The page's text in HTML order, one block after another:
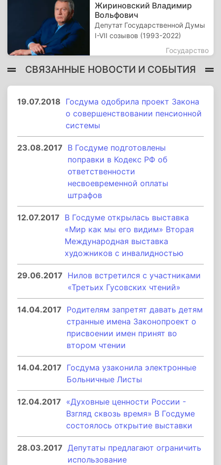
Жириновский Владимир
Вольфович
Депутат Государственной Думы
I-VII созывов (1993-2022)
Государство
СВЯЗАННЫЕ НОВОСТИ И СОБЫТИЯ
19.07.2018 Госдума одобрила проект Закона
о совершенствовании пенсионной
системы
23.08.2017 В Госдуме подготовлены
поправки в Кодекс РФ об
ответственности
несвоевременной оплаты
штрафов
12.07.2017 В Госдуме открылась выставка
«Мир как мы его видим» Вторая
Международная выставка
художников с инвалидностью
29.06.2017 Нилов встретился с участниками
«Третьих Гусовских чтений»
14.04.2017 Родителям запретят давать детям
странные имена Законопроект о
присвоении имен принят во
втором чтении
14.04.2017 Госдума узаконила электронные
Больничные Листы
12.04.2017 «Духовные ценности России -
Взгляд сквозь время» В Госдуме
состоялось открытие выставки
28.03.2017 Депутаты предлагают ограничить
использование